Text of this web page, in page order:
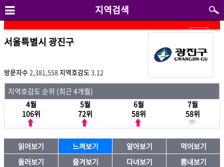
지역검색
서울특별시 광진구
방문자수2,381,558지역호감도 3.12
지역호감도 순위 (최근 4개월)
4월
106위
5월
72위
6월
58위
7월
58위
읽어보기 느껴보기 알아보기
먹어보기
둘러보기
즐겨보기 다녀보기
뽐내보기